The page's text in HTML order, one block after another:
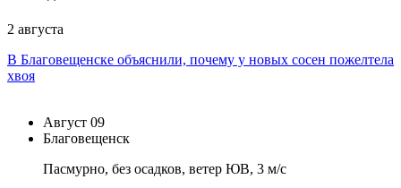
2 августа
В Благовещенске объяснили, почему у новых сосен пожелтела
хвоя
Август 09
Благовещенск
Пасмурно, без осадков, ветер ЮВ, 3 м/с